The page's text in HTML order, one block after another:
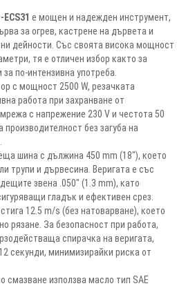
е мощен и надежден инструмент,
за огрев, кастрене на дървета и
дейности. Със своята висока мощност
тя е отличен избор както за
по-интензивна употреба.
с мощност 2500 W, резачката
работа при захранване от
с напрежение 230 V и честота 50
без загуба на
шина с дължина 450 mm (18"), което
трупи и дървесина. Веригата е със
звена .050" (1.3 mm), като
гладък и ефективен срез.
12.5 m/s (без натоварване), което
рязане. За безопасност при работа,
спирачка на веригата,
секунди, минимизирайки риска от
смазване използва масло тип SAE